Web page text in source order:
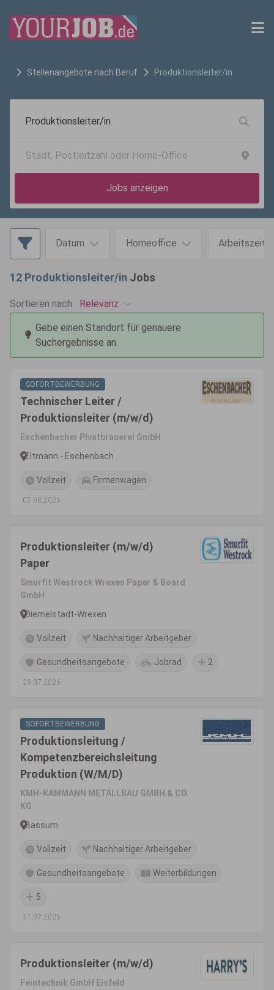
Stellenangebote nach Beruf Produktionsleiter/in
Jobs anzeigen
Datum Homeoffice Arbeitszeit
12 Produktionsleiter/in Jobs
Sortieren nach: Relevanz
Gebe einen Standort für genauere
Suchergebnisse an.
SOFORTBEWERBUNG
Technischer Leiter /
Produktionsleiter (m/w/d)
Eschenbacher Pivatbrauerei GmbH
Eltmann - Eschenbach
Vollzeit Firmenwagen
07.08.2026
Produktionsleiter (m/w/d)
Paper
Smurfit Westrock Wrexen Paper & Board
GmbH
Diemelstadt-Wrexen
Vollzeit Nachhaltiger Arbeitgeber
Gesundheitsangebote Jobrad 2
29.07.2026
SOFORTBEWERBUNG
Produktionsleitung /
Kompetenzbereichsleitung
Produktion (W/M/D)
KMH-KAMMANN METALLBAU GMBH & CO.
KG
Bassum
Vollzeit Nachhaltiger Arbeitgeber
Gesundheitsangebote Weiterbildungen
5
31.07.2026
Produktionsleiter (m/w/d)
Feintechnik GmbH Eisfeld